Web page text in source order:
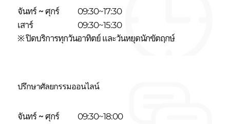
จันทร์ ~ ศุกร์
09:30~17:30
เสาร์
09:30~15:30
※ ปิดบริการทุกวันอาทิตย์ และวันหยุดนักขัตฤกษ์
ปรึกษาศัลยกรรมออนไลน์
จันทร์ ~ ศุกร์ 09:30~18:00